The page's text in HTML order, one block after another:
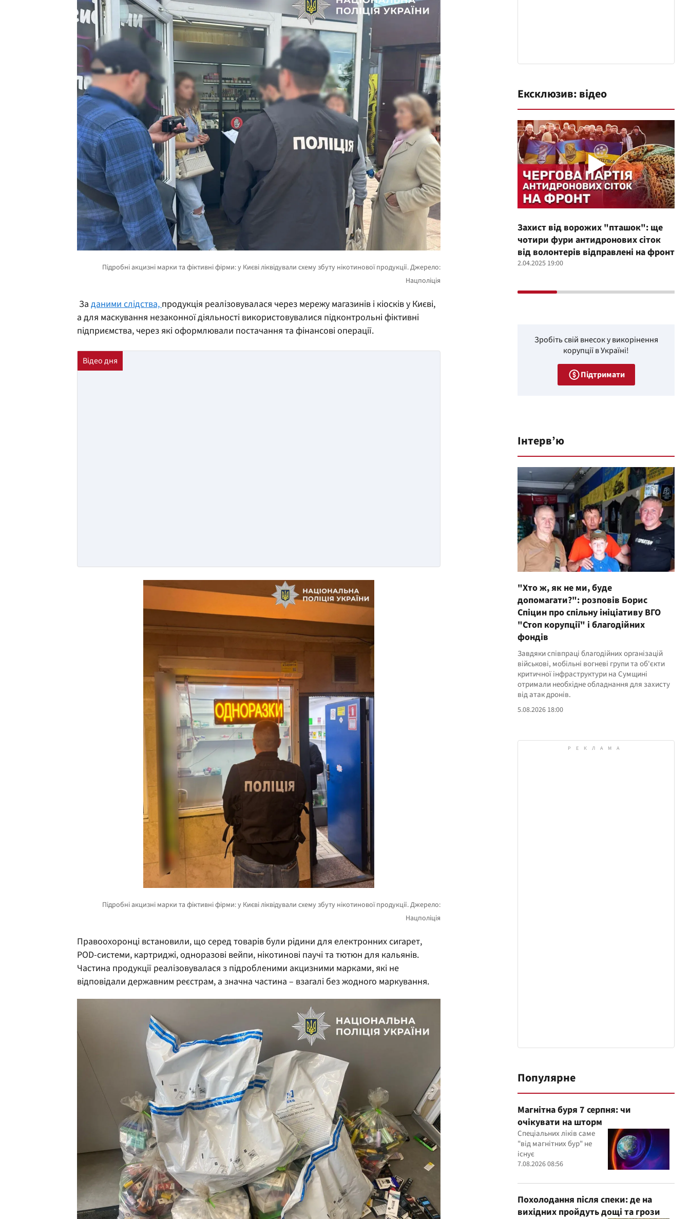
За даними слідства, продукція реалізовувалася через мережу магазинів і кіосків у Києві,
а для маскування незаконної діяльності використовувалися підконтрольні фіктивні
підприємства, через які оформлювали постачання та фінансові операції.
Правоохоронці встановили, що серед товарів були рідини для електронних сигарет,
POD-системи, картриджі, одноразові вейпи, нікотинові паучі та тютюн для кальянів.
Частина продукції реалізовувалася з підробленими акцизними марками, які не
відповідали державним реєстрам, а значна частина – взагалі без жодного маркування.
Ексклюзив: відео
Захист від ворожих "пташок": ще
чотири фури антидронових сіток
від волонтерів відправлені на фронт
2.04.2025 19:00
Зробіть свій внесок у викорінення
корупції в Україні!
Підтримати
Інтерв’ю
"Хто ж, як не ми, буде
допомагати?": розповів Борис
Спіцин про спільну ініціативу ВГО
"Стоп корупції" і благодійних
фондів
Завдяки співпраці благодійних організацій
військові, мобільні вогневі групи та об'єкти
критичної інфраструктури на Сумщині
отримали необхідне обладнання для захисту
від атак дронів.
5.08.2026 18:00
Популярне
Магнітна буря 7 серпня: чи
очікувати на шторм
Спеціальних ліків саме
"від магнітних бур" не
існує
7.08.2026 08:56
Похолодання після спеки: де на
вихідних пройдуть дощі та грози